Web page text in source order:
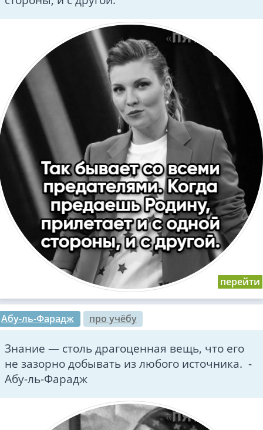
Абу-ль-Фарадж про учёбу
Знание — столь драгоценная вещь, что его
не зазорно добывать из любого источника. -
Абу-ль-Фарадж